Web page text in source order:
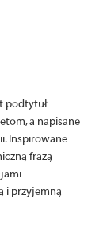
podtytuł
a napisane
Inspirowane
frazą
i przyjemną